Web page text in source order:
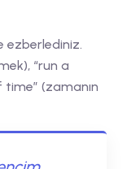
ezberlediniz.
“run a
(zamanın